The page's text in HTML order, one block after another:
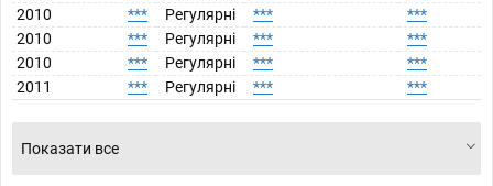
2010
*** Регулярні ***
***
2010
*** Регулярні ***
***
2010
*** Регулярні ***
***
2011
*** Регулярні *** ***
Показати все